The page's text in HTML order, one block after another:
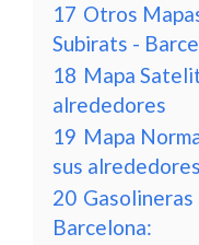
17 Otros
Subirats -
18 Mapa
alrededores
19 Mapa
sus alrededores
20 Gasolineras
Barcelona: